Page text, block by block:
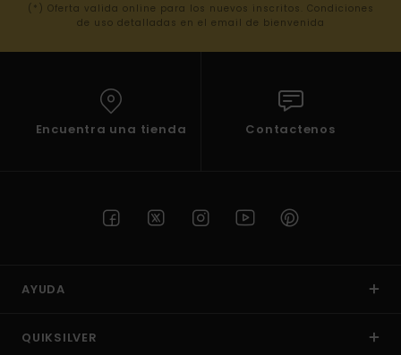
(*) Oferta valida online para los nuevos inscritos. Condiciones
de uso detalladas en el email de bienvenida
Encuentra una tienda Contactenos
AYUDA
QUIKSILVER